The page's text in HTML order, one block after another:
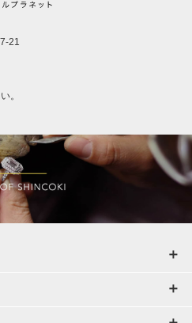
21
。